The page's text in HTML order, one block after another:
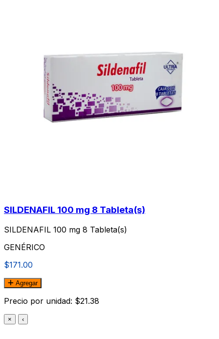
SILDENAFIL 100 mg 8 Tableta(s)
SILDENAFIL 100 mg 8 Tableta(s)
GENÉRICO
$171.00
Agregar
Precio por unidad: $21.38
× ‹